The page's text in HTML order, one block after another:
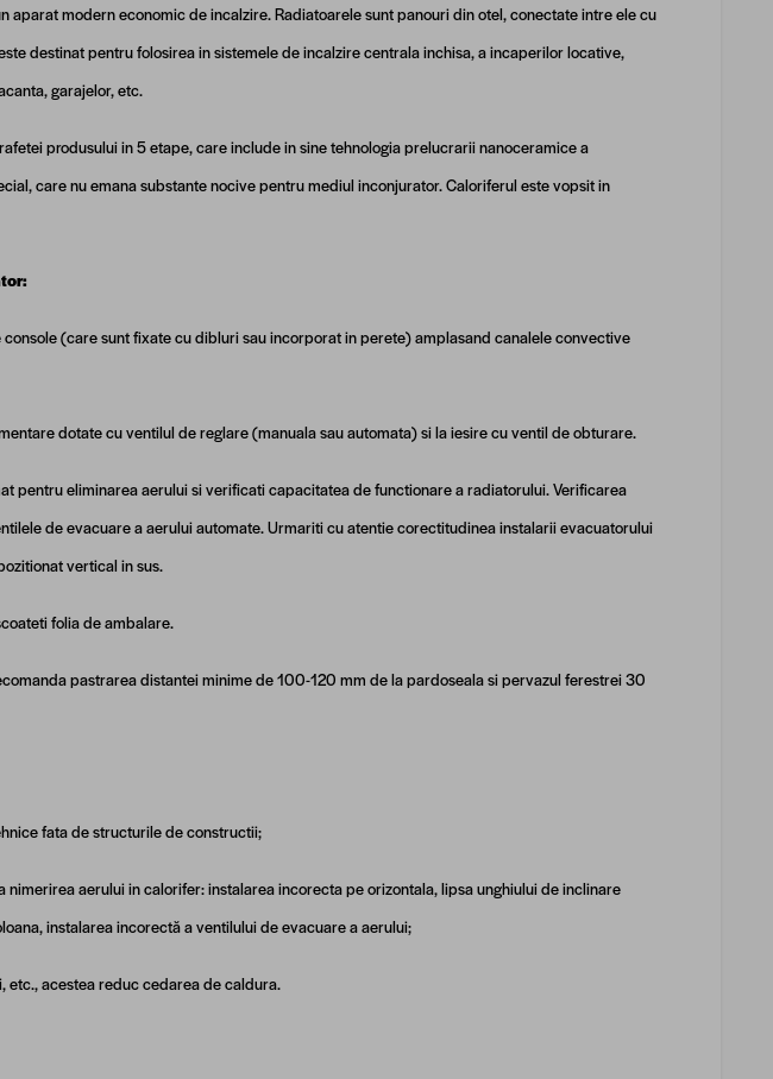
aparat modern economic de incalzire. Radiatoarele sunt panouri din otel, conectate intre ele cu
destinat pentru folosirea in sistemele de incalzire centrala inchisa, a incaperilor locative,
garajelor, etc.
produsului in 5 etape, care include in sine tehnologia prelucrarii nanoceramice a
care nu emana substante nocive pentru mediul inconjurator. Caloriferul este vopsit in
(care sunt fixate cu dibluri sau incorporat in perete) amplasand canalele convective
dotate cu ventilul de reglare (manuala sau automata) si la iesire cu ventil de obturare.
pentru eliminarea aerului si verificati capacitatea de functionare a radiatorului. Verificarea
de evacuare a aerului automate. Urmariti cu atentie corectitudinea instalarii evacuatorului
vertical in sus.
folia de ambalare.
pastrarea distantei minime de 100-120 mm de la pardoseala si pervazul ferestrei 30
fata de structurile de constructii;
aerului in calorifer: instalarea incorecta pe orizontala, lipsa unghiului de inclinare
instalarea incorectă a ventilului de evacuare a aerului;
etc., acestea reduc cedarea de caldura.